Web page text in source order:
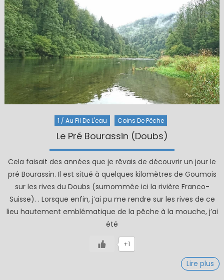
1 / Au Fil De L'eau Coins De Pêche
Le Pré Bourassin (Doubs)
Cela faisait des années que je rêvais de découvrir un jour le
pré Bourassin. Il est situé à quelques kilomètres de Goumois
sur les rives du Doubs (surnommée ici la rivière Franco-
Suisse). . Lorsque enfin, j’ai pu me rendre sur les rives de ce
lieu hautement emblématique de la pêche à la mouche, j’ai
été
+1
Lire plus